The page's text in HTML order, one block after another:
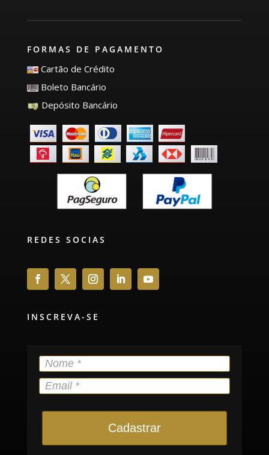
FORMAS DE PAGAMENTO
Cartão de Crédito
Boleto Bancário
Depósito Bancário
REDES SOCIAS
INSCREVA-SE
Cadastrar